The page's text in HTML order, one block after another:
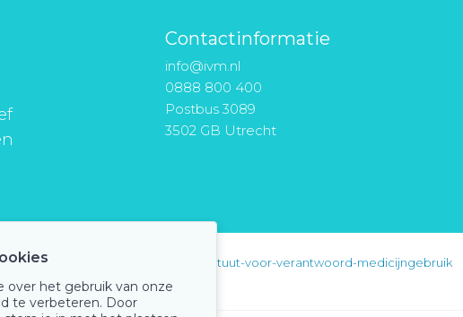
Contactinformatie
info@ivm.nl
0888 800 400
Postbus 3089
3502 GB Utrecht
instituut-voor-verantwoord-medicijngebruik
over het gebruik van onze
te verbeteren. Door